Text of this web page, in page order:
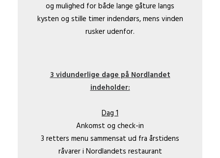
og mulighed for både lange gåture langs
kysten og stille timer indendørs, mens vinden
rusker udenfor.
3 vidunderlige dage på Nordlandet
indeholder:
Dag 1
Ankomst og check-in
3 retters menu sammensat ud fra årstidens
råvarer i Nordlandets restaurant